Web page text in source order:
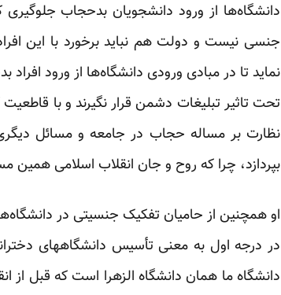
دانشگاه‌ها از ورود دانشجویان بدحجاب
جنسی نیست و دولت هم نباید برخورد با این
نماید تا در مبادی ورودی دانشگاه‌ها از ورود
تحت تاثیر تبلیغات دشمن قرار نگیرند و با
نظارت بر مساله حجاب در جامعه و مسائل
بپردازد، چرا که روح و جان انقلاب اسلامی
او همچنین از حامیان تفکیک جنسیتی در
در درجه اول به معنی تأسیس دانشگاههای
دانشگاه ما همان دانشگاه الزهرا است که قبل